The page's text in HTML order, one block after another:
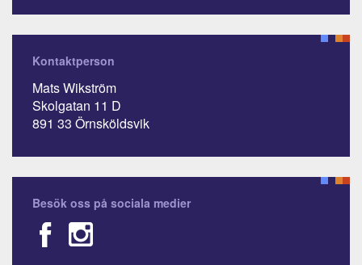
Kontaktperson
Mats Wikström
Skolgatan 11 D
891 33 Örnsköldsvik
Besök oss på sociala medier